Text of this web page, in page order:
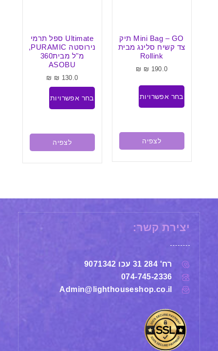
Mini Bag – GO תיק
צד קשיח סלינג מבית
Rollink
190.0
₪
₪
בחר אפשרויות
לצפיה
Ultimate ספל תרמי
נירוסטה PURAMIC,
מ"ל מבית360
ASOBU
130.0
₪
₪
בחר אפשרויות
לצפיה
יצירת קשר:
רח' 284 31 עכו 9071342
074-745-2336
Admin@lighthouseshop.co.il